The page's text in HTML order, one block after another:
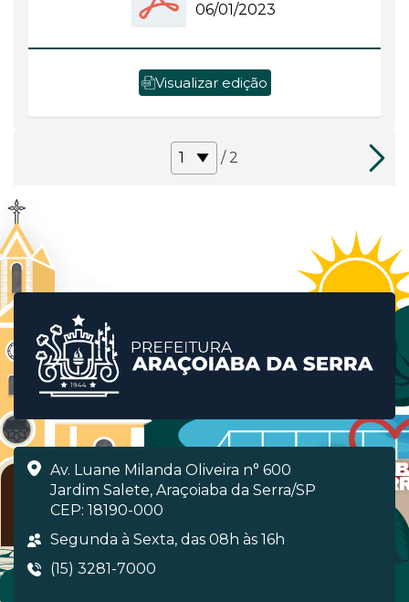
06/01/2023
Visualizar edição
/ 2
Av. Luane Milanda Oliveira n° 600
Jardim Salete, Araçoiaba da Serra/SP
CEP: 18190-000
Segunda à Sexta, das 08h às 16h
(15) 3281-7000